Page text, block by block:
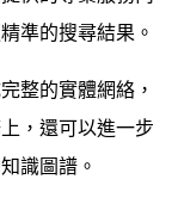
準的搜尋結果。
整的實體網絡，
，還可以進一步
識圖譜。